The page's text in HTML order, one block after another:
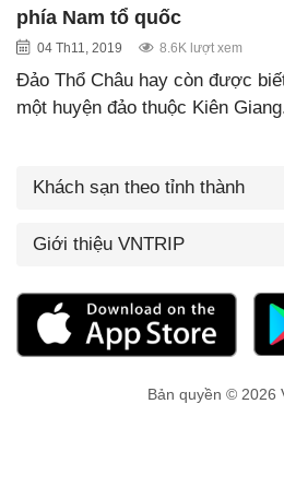
phía Nam tổ quốc
04 Th11, 2019 8.6K lượt xem
Đảo Thổ Châu hay còn được
một huyện đảo thuộc Kiên
Khách sạn theo tỉnh thành
Giới thiệu VNTRIP
Bản quyền © 2026